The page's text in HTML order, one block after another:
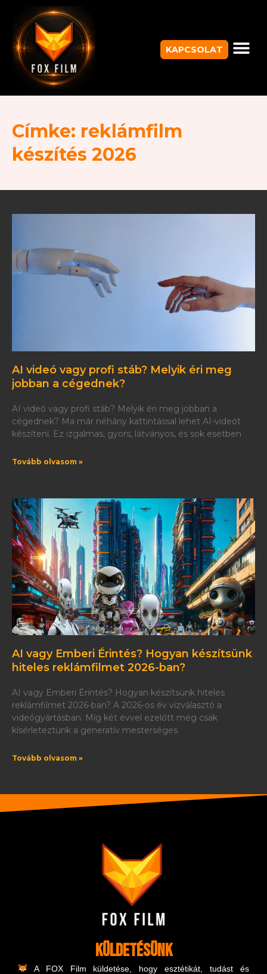
KAPCSOLAT
Címke: reklámfilm
készítés 2026
AI videó vagy profi stáb? Melyik éri meg
jobban a cégednek?
AI videó vagy profi stáb? Melyik éri meg jobban a
cégednek? Ma már néhány kattintással lehet AI-videót
készíteni. Ez izgalmas, gyors, látványos, és sok esetben
Tovább olvasom »
AI vagy Emberi Érintés? Hogyan készítsünk
hiteles reklámfilmet 2026-ban?
AI vagy Emberi Érintés? Hogyan készítsünk hiteles
reklámfilmet 2026-ban? A 2026-os év vízválasztó a
videógyártásban. Míg két évvel ezelőtt még csak
kísérleteztünk a generatív mesterséges
Tovább olvasom »
Küldetésünk
A FOX Film küldetése, hogy esztétikát, tudást és